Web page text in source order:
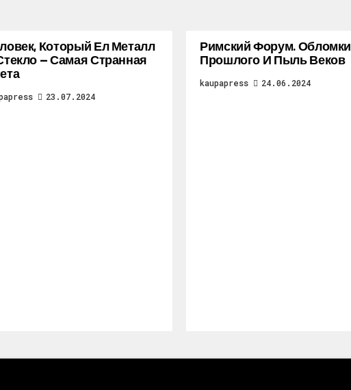
Который Ел Металл
— Самая Странная
23.07.2024
Римский Форум. Обломки
Прошлого И Пыль Веков
kaupapress 24.06.2024